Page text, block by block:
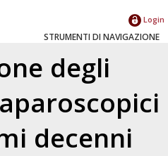
Login
STRUMENTI DI NAVIGAZIONE
degli
decenni